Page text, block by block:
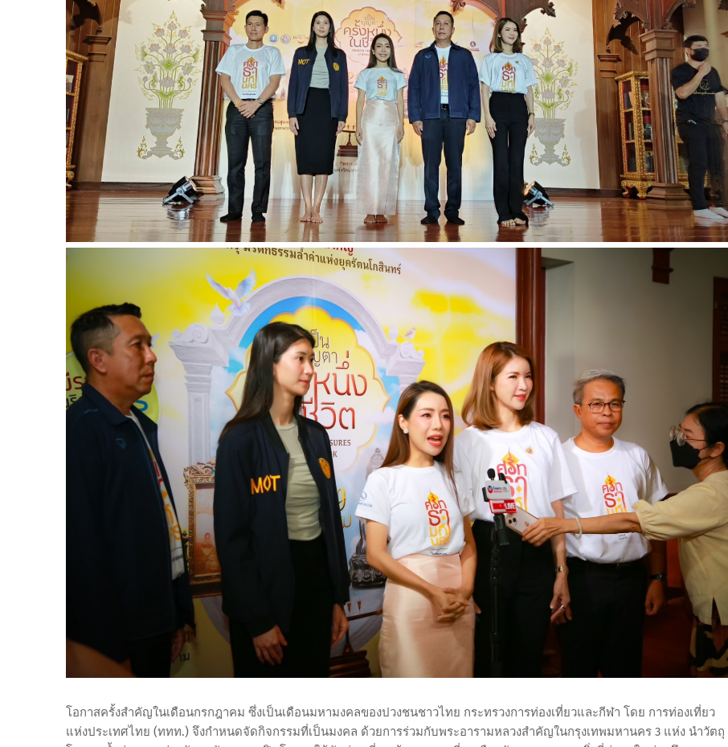
โอกาสครั้งสำคัญในเดือนกรกฎาคม ซึ่งเป็นเดือนมหามงคลของปวงชนชาวไทย กระทรวงการท่องเที่ยวและกีฬา โดย การท่องเที่ยว
แห่งประเทศไทย (ททท.) จึงกำหนดจัดกิจกรรมที่เป็นมงคล ด้วยการร่วมกับพระอารามหลวงสำคัญในกรุงเทพมหานคร 3 แห่ง นำวัตถุ